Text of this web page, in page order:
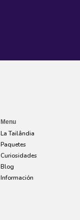
Menu
La Tailândia
Paquetes
Curiosidades
Blog
Información